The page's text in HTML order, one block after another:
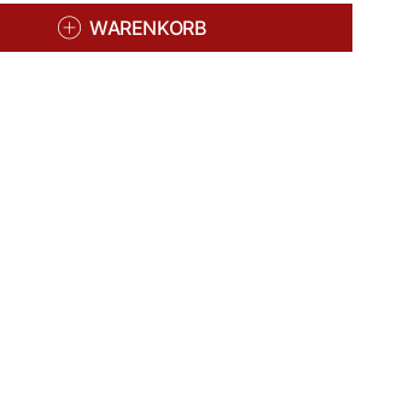
WARENKORB